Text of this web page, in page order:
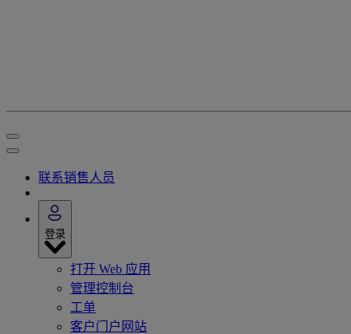
联系销售人员
登录
打开 Web 应用
管理控制台
工单
客户门户网站